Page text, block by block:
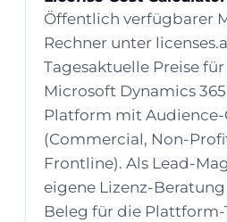
Öffentlich verfügbarer
Rechner unter
Tagesaktuelle Preise
Microsoft Dynamics
Platform mit
(Commercial, Non-
Frontline). Als Lead-
eigene Lizenz-
Beleg für die Plattform-